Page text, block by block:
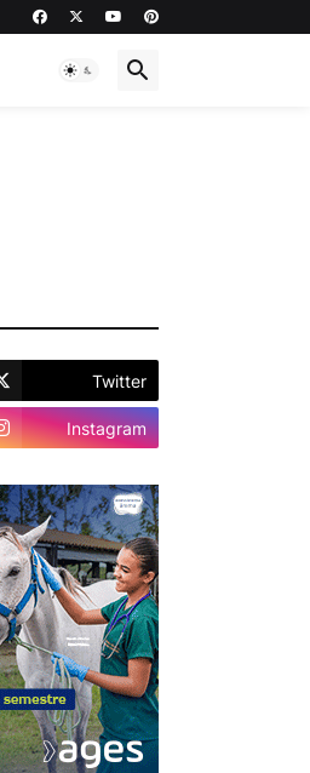
Twitter
Instagram